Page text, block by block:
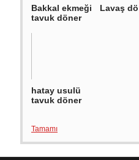
Bakkal ekmeği
tavuk döner
Lavaş
hatay usulü
tavuk döner
Tamamı